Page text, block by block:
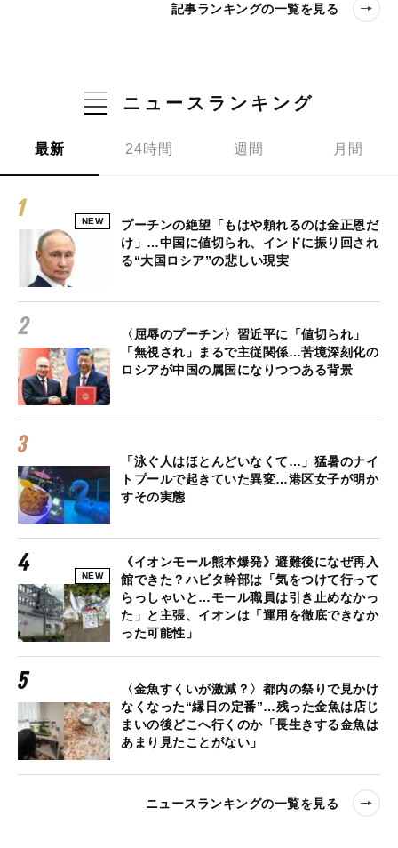
記事ランキングの一覧を見る
ニュースランキング
最新 24時間 週間 月間
NEW
プーチンの絶望「もはや頼れるのは金正恩だ
け」…中国に値切られ、インドに振り回され
る“大国ロシア”の悲しい現実
〈屈辱のプーチン〉習近平に「値切られ」
「無視され」まるで主従関係…苦境深刻化の
ロシアが中国の属国になりつつある背景
「泳ぐ人はほとんどいなくて…」猛暑のナイ
トプールで起きていた異変…港区女子が明か
すその実態
NEW
《イオンモール熊本爆発》避難後になぜ再入
館できた？ハビタ幹部は「気をつけて行って
らっしゃいと…モール職員は引き止めなかっ
た」と主張、イオンは「運用を徹底できなか
った可能性」
〈金魚すくいが激減？〉都内の祭りで見かけ
なくなった“縁日の定番”…残った金魚は店じ
まいの後どこへ行くのか「長生きする金魚は
あまり見たことがない」
ニュースランキングの一覧を見る